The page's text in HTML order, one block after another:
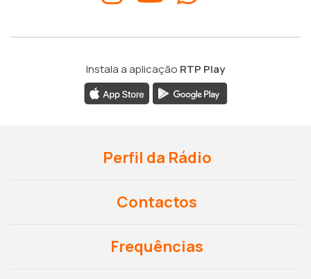
Instala a aplicação RTP Play
Perfil da Rádio
Contactos
Frequências